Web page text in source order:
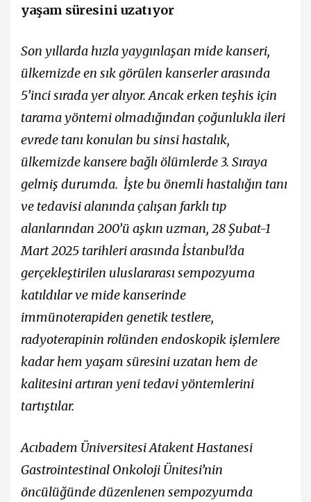
yaşam süresini uzatıyor
Son yıllarda hızla yaygınlaşan mide kanseri,
ülkemizde en sık görülen kanserler arasında
5’inci sırada yer alıyor. Ancak erken teşhis için
tarama yöntemi olmadığından çoğunlukla ileri
evrede tanı konulan bu sinsi hastalık,
ülkemizde kansere bağlı ölümlerde 3. Sıraya
gelmiş durumda. İşte bu önemli hastalığın tanı
ve tedavisi alanında çalışan farklı tıp
alanlarından 200’ü aşkın uzman, 28 Şubat-1
Mart 2025 tarihleri arasında İstanbul’da
gerçekleştirilen uluslararası sempozyuma
katıldılar ve mide kanserinde
immünoterapiden genetik testlere,
radyoterapinin rolünden endoskopik işlemlere
kadar hem yaşam süresini uzatan hem de
kalitesini artıran yeni tedavi yöntemlerini
tartıştılar.
Acıbadem Üniversitesi Atakent Hastanesi
Gastrointestinal Onkoloji Ünitesi’nin
öncülüğünde düzenlenen sempozyumda